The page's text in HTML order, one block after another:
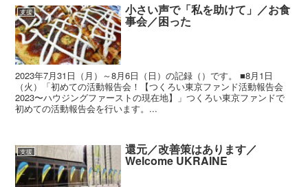
支援 小さい声で「私を助けて」／お食
事会／困った
2023年7月31日（月）～8月6日（日）の記録（）です。 ■8月1日
（火）「初めての活動報告会！【つくろい東京ファンド活動報告会
2023〜ハウジングファーストの現在地】」つくろい東京ファンドで
初めての活動報告会を行います。...
支援 還元／改善策はあります／
Welcome UKRAINE